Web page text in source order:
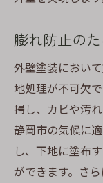
気候に
湿気
静岡市
長持ち
気候変
長持ちする
ント
膨れ防止の
外壁塗装におい
地処理が不可欠
掃し、カビや汚
静岡市の気候に
し、下地に塗布
ができます。さ